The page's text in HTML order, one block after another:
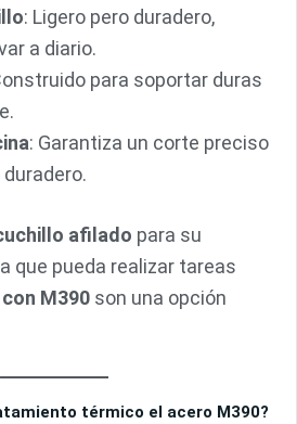
: Ligero pero duradero,
a diario.
para soportar duras
: Garantiza un corte preciso
afilado para su
que pueda realizar tareas
M390 son una opción
térmico el acero M390?